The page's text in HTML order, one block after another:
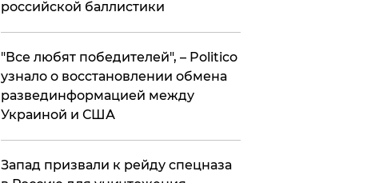
российской баллистики
​"Все любят победителей", – Politico
узнало о восстановлении обмена
развединформацией между
Украиной и США
Запад призвали к рейду спецназа